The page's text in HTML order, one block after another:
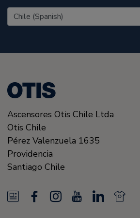
United States (EN)
Ascensores Otis Chile Ltda
Otis Chile
Pérez Valenzuela 1635
Providencia
Santiago Chile
N
I
L
N